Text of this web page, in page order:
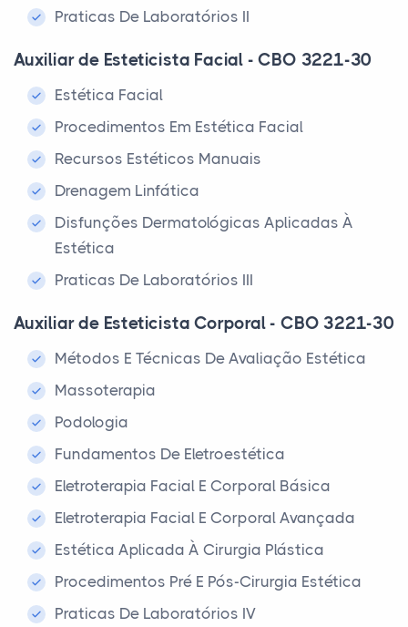
Praticas De Laboratórios II
Auxiliar de Esteticista Facial - CBO 3221-30
Estética Facial
Procedimentos Em Estética Facial
Recursos Estéticos Manuais
Drenagem Linfática
Disfunções Dermatológicas Aplicadas À
Estética
Praticas De Laboratórios III
Auxiliar de Esteticista Corporal - CBO 3221-30
Métodos E Técnicas De Avaliação Estética
Massoterapia
Podologia
Fundamentos De Eletroestética
Eletroterapia Facial E Corporal Básica
Eletroterapia Facial E Corporal Avançada
Estética Aplicada À Cirurgia Plástica
Procedimentos Pré E Pós-Cirurgia Estética
Praticas De Laboratórios IV